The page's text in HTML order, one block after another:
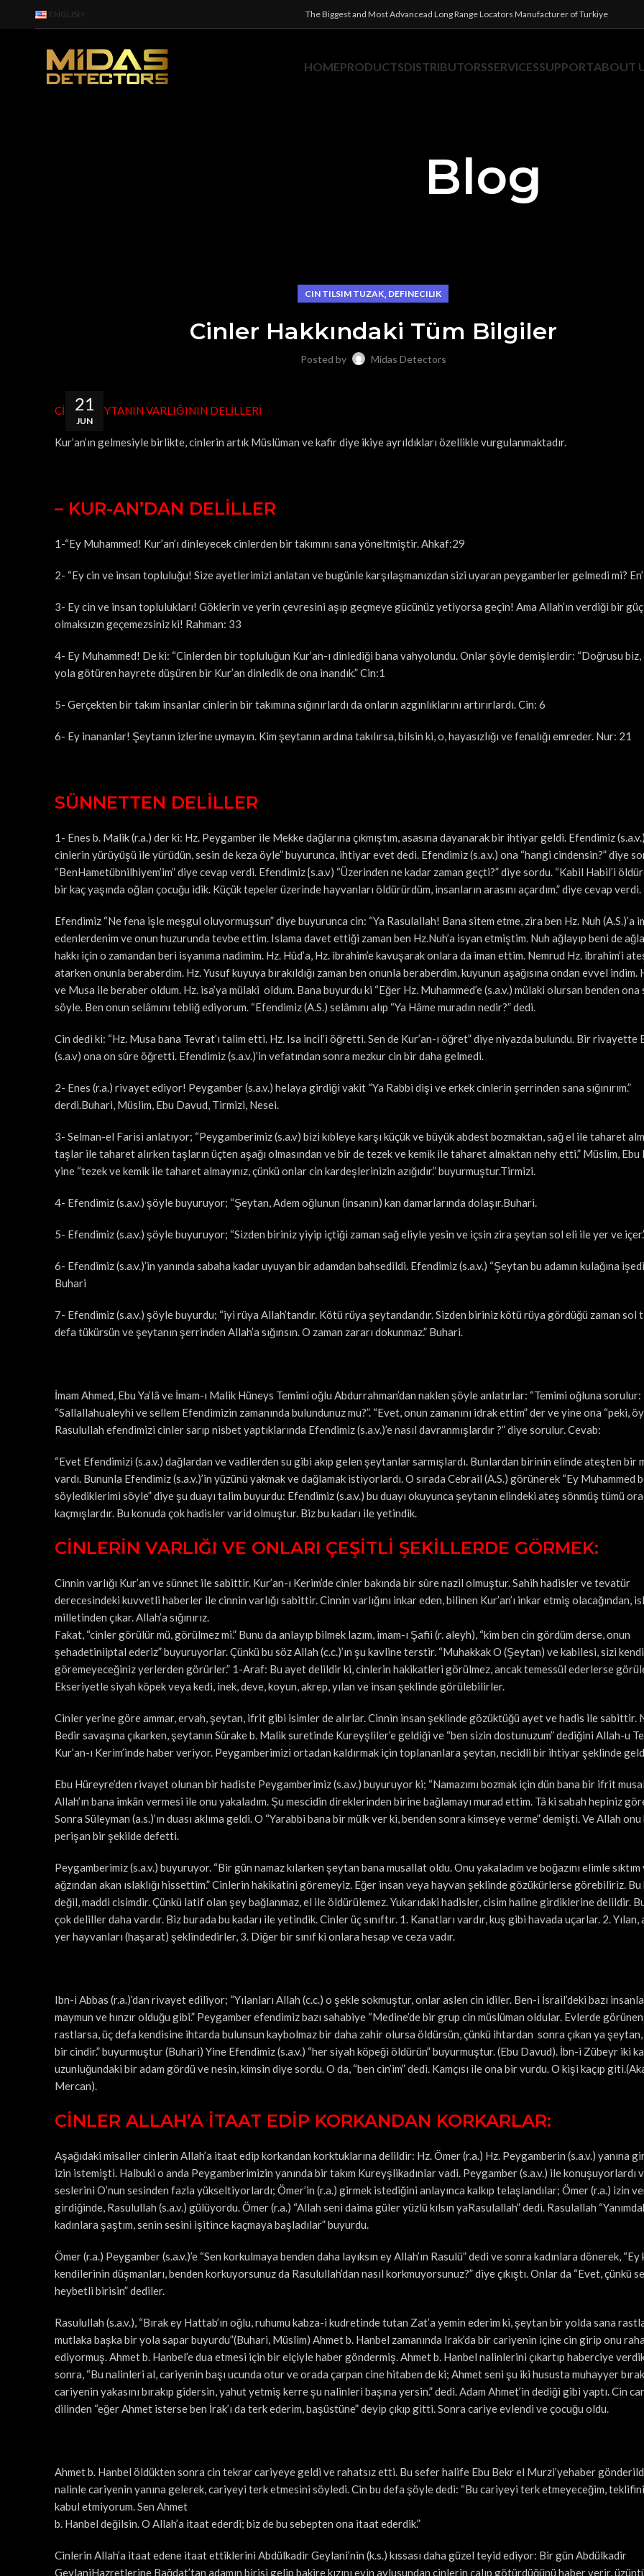
ENGLISH The Biggest and Most Advancead Long Range Locators Manufacturer of Turkiye
HOMEPRODUCTSDISTRIBUTORSSERVICESSUPPORTABOUT
Blog
CIN TILSIM TUZAK, DEFINECILIK
Cinler Hakkındaki Tüm Bilgiler
Posted by Midas Detectors
21
JUN
CİN VE ŞEYTANIN VARLIĞININ DELİLLERİ
Kur’an’ın gelmesiyle birlikte, cinlerin artık Müslüman ve kafir diye ikiye ayrıldıkları özellikle vurgulanmaktadır.
– KUR-AN’DAN DELİLLER
1-“Ey Muhammed! Kur’an’ı dinleyecek cinlerden bir takımını sana yöneltmiştir. Ahkaf:29
2- “Ey cin ve insan topluluğu! Size ayetlerimizi anlatan ve bugünle karşılaşmanızdan sizi uyaran peygamberler gelmedi mi?
3- Ey cin ve insan toplulukları! Göklerin ve yerin çevresini aşıp geçmeye gücünüz yetiyorsa geçin! Ama Allah’ın verdiği bir güç
olmaksızın geçemezsiniz ki! Rahman: 33
4- Ey Muhammed! De ki: “Cinlerden bir topluluğun Kur’an-ı dinlediği bana vahyolundu. Onlar şöyle demişlerdir: “Doğrusu biz,
yola götüren hayrete düşüren bir Kur’an dinledik de ona inandık.” Cin:1
5- Gerçekten bir takım insanlar cinlerin bir takımına sığınırlardı da onların azgınlıklarını artırırlardı. Cin: 6
6- Ey inananlar! Şeytanın izlerine uymayın. Kim şeytanın ardına takılırsa, bilsin ki, o, hayasızlığı ve fenalığı emreder. Nur: 21
SÜNNETTEN DELİLLER
1- Enes b. Malik (r.a.) der ki: Hz. Peygamber ile Mekke dağlarına çıkmıştım, asasına dayanarak bir ihtiyar geldi. Efendimiz
cinlerin yürüyüşü ile yürüdün, sesin de keza öyle” buyurunca, ihtiyar evet dedi. Efendimiz (s.a.v.) ona “hangi cindensin?” diye
“BenHametübnilhiyem’im” diye cevap verdi. Efendimiz {s.a.v) “Üzerinden ne kadar zaman geçti?” diye sordu. “Kabil Habil’i
bir kaç yaşında oğlan çocuğu idik. Küçük tepeler üzerinde hayvanları öldürürdüm, insanların arasını açardım.” diye cevap verdi.
Efendimiz “Ne fena işle meşgul oluyormuşsun” diye buyurunca cin: “Ya Rasulallah! Bana sitem etme, zira ben Hz. Nuh (A.S.)’a
edenlerdenim ve onun huzurunda tevbe ettim. Islama davet ettiği zaman ben Hz.Nuh’a isyan etmiştim. Nuh ağlayıp beni de
hakkı için o zamandan beri isyanıma nadimim. Hz. Hûd’a, Hz. ibrahim’e kavuşarak onlara da iman ettim. Nemrud Hz. ibrahim’i
atarken onunla beraberdim. Hz. Yusuf kuyuya bırakıldığı zaman ben onunla beraberdim, kuyunun aşağısına ondan evvel indim.
ve Musa ile beraber oldum. Hz. isa’ya mülaki oldum. Bana buyurdu ki “Eğer Hz. Muhammed’e (s.a.v.) mülaki olursan benden ona
söyle. Ben onun selâmını tebliğ ediyorum. “Efendimiz (A.S.) selâmını alıp “Ya Hâme muradın nedir?” dedi.
Cin dedi ki: “Hz. Musa bana Tevrat’ı talim etti. Hz. Isa incil’i öğretti. Sen de Kur’an-ı öğret” diye niyazda bulundu. Bir rivayette
(s.a.v) ona on sûre öğretti. Efendimiz (s.a.v.)’in vefatından sonra mezkur cin bir daha gelmedi.
2- Enes (r.a.) rivayet ediyor! Peygamber (s.a.v.) helaya girdiği vakit “Ya Rabbi dişi ve erkek cinlerin şerrinden sana sığınırım.”
derdi.Buhari, Müslim, Ebu Davud, Tirmizi, Nesei.
3- Selman-el Farisi anlatıyor; “Peygamberimiz (s.a.v) bizi kıbleye karşı küçük ve büyük abdest bozmaktan, sağ el ile taharet
taşlar ile taharet alırken taşların üçten aşağı olmasından ve bir de tezek ve kemik ile taharet almaktan nehy etti.” Müslim, Ebu
yine “tezek ve kemik ile taharet almayınız, çünkü onlar cin kardeşlerinizin azığıdır.” buyurmuştur.Tirmizi.
4- Efendimiz (s.a.v.) şöyle buyuruyor; “Şeytan, Adem oğlunun (insanın) kan damarlarında dolaşır.Buhari.
5- Efendimiz (s.a.v.) şöyle buyuruyor; “Sizden biriniz yiyip içtiği zaman sağ eliyle yesin ve içsin zira şeytan sol eli ile yer ve
6- Efendimiz (s.a.v.)’in yanında sabaha kadar uyuyan bir adamdan bahsedildi. Efendimiz (s.a.v.) “Şeytan bu adamın kulağına
Buhari
7- Efendimiz (s.a.v.) şöyle buyurdu; “iyi rüya Allah’tandır. Kötü rüya şeytandandır. Sizden biriniz kötü rüya gördüğü zaman sol
defa tükürsün ve şeytanın şerrinden Allah’a sığınsın. O zaman zararı dokunmaz.” Buhari.
İmam Ahmed, Ebu Ya’lâ ve İmam-ı Malik Hüneys Temimi oğlu Abdurrahman’dan naklen şöyle anlatırlar: “Temimi oğluna sorulur:
“Sallallahualeyhi ve sellem Efendimizin zamanında bulundunuz mu?”. “Evet, onun zamanını idrak ettim” der ve yine ona “peki,
Rasulullah efendimizi cinler sarıp nisbet yaptıklarında Efendimiz (s.a.v.)’e nasıl davranmışlardır ?” diye sorulur. Cevab:
“Evet Efendimizi (s.a.v.) dağlardan ve vadilerden su gibi akıp gelen şeytanlar sarmışlardı. Bunlardan birinin elinde ateşten bir
vardı. Bununla Efendimiz (s.a.v.)’in yüzünü yakmak ve dağlamak istiyorlardı. O sırada Cebrail (A.S.) görünerek “Ey Muhammed
söylediklerimi söyle” diye şu duayı talim buyurdu: Efendimiz (s.a.v.) bu duayı okuyunca şeytanın elindeki ateş sönmüş tümü
kaçmışlardır. Bu konuda çok hadisler varid olmuştur. Biz bu kadarı ile yetindik.
CİNLERİN VARLIĞI VE ONLARI ÇEŞİTLİ ŞEKİLLERDE GÖRMEK:
Cinnin varlığı Kur’an ve sünnet ile sabittir. Kur’an-ı Kerim’de cinler bakında bir sûre nazil olmuştur. Sahih hadisler ve tevatür
derecesindeki kuvvetli haberler ile cinnin varlığı sabittir. Cinnin varlığını inkar eden, bilinen Kur’an’ı inkar etmiş olacağından,
milletinden çıkar. Allah’a sığınırız.
Fakat, “cinler görülür mü, görülmez mi.” Bunu da anlayıp bilmek lazım, imam-ı Şafii (r. aleyh), “kim ben cin gördüm derse, onun
şehadetiniiptal ederiz” buyuruyorlar. Çünkü bu söz Allah (c.c.)’ın şu kavline terstir. “Muhakkak O (Şeytan) ve kabilesi, sizi
göremeyeceğiniz yerlerden görürler.” 1-Araf: Bu ayet delildir ki, cinlerin hakikatleri görülmez, ancak temessül ederlerse
Ekseriyetle siyah köpek veya kedi, inek, deve, koyun, akrep, yılan ve insan şeklinde görülebilirler.
Cinler yerine göre ammar, ervah, şeytan, ifrit gibi isimler de alırlar. Cinnin insan şeklinde gözüktüğü ayet ve hadis ile sabittir.
Bedir savaşına çıkarken, şeytanın Sürake b. Malik suretinde Kureyşliler’e geldiği ve “ben sizin dostunuzum” dediğini Allah-u
Kur’an-ı Kerim’inde haber veriyor. Peygamberimizi ortadan kaldırmak için toplananlara şeytan, necidli bir ihtiyar şeklinde
Ebu Hüreyre’den rivayet olunan bir hadiste Peygamberimiz (s.a.v.) buyuruyor ki; “Namazımı bozmak için dün bana bir ifrit
Allah’ın bana imkân vermesi ile onu yakaladım. Şu mescidin direklerinden birine bağlamayı murad ettim. Tâ ki sabah hepiniz
Sonra Süleyman (a.s.)’ın duası aklıma geldi. O “Yarabbi bana bir mülk ver ki, benden sonra kimseye verme” demişti. Ve Allah onu
perişan bir şekilde defetti.
Peygamberimiz (s.a.v.) buyuruyor. “Bir gün namaz kılarken şeytan bana musallat oldu. Onu yakaladım ve boğazını elimle sıktım
ağzından akan ıslaklığı hissettim.” Cinlerin hakikatini göremeyiz. Eğer insan veya hayvan şeklinde gözükürlerse görebiliriz.
değil, maddi cisimdir. Çünkü latif olan şey bağlanmaz, el ile öldürülemez. Yukarıdaki hadisler, cisim haline girdiklerine delildir.
çok deliller daha vardır. Biz burada bu kadarı ile yetindik. Cinler üç sınıftır. 1. Kanatları vardır, kuş gibi havada uçarlar. 2. Yılan,
yer hayvanları (haşarat) şeklindedirler, 3. Diğer bir sınıf ki onlara hesap ve ceza vadır.
Ibn-i Abbas (r.a.)’dan rivayet ediliyor; “Yılanları Allah (c.c.) o şekle sokmuştur, onlar aslen cin idiler. Ben-i İsrail’deki bazı
maymun ve hınzır olduğu gibi.” Peygamber efendimiz bazı sahabiye “Medine’de bir grup cin müslüman oldular. Evlerde
rastlarsa, üç defa kendisine ihtarda bulunsun kaybolmaz bir daha zahir olursa öldürsün, çünkü ihtardan sonra çıkan ya
bir cindir.” buyurmuştur (Buhari) Yine Efendimiz (s.a.v.) “her siyah köpeği öldürün” buyurmuştur. (Ebu Davud). İbn-i Zübeyr iki
uzunluğundaki bir adam gördü ve nesin, kimsin diye sordu. O da, “ben cin’im” dedi. Kamçısı ile ona bir vurdu. O kişi kaçıp
Mercan).
CİNLER ALLAH’A İTAAT EDİP KORKANDAN KORKARLAR:
Aşağıdaki misaller cinlerin Allah’a itaat edip korkandan korktuklarına delildir: Hz. Ömer (r.a.) Hz. Peygamberin (s.a.v.) yanına
izin istemişti. Halbuki o anda Peygamberimizin yanında bir takım Kureyşlikadınlar vadi. Peygamber (s.a.v.) ile konuşuyorlardı
seslerini O’nun sesinden fazla yükseltiyorlardı; Ömer’in (r.a.) girmek istediğini anlayınca kalkıp telaşlandılar; Ömer (r.a.) izin
girdiğinde, Rasulullah (s.a.v.) gülüyordu. Ömer (r.a.) “Allah seni daima güler yüzlü kılsın yaRasulallah” dedi. Rasulallah
kadınlara şaştım, senin sesini işitince kaçmaya başladılar” buyurdu.
Ömer (r.a.) Peygamber (s.a.v.)’e “Sen korkulmaya benden daha layıksın ey Allah’ın Rasulü” dedi ve sonra kadınlara dönerek, “Ey
kendilerinin düşmanları, benden korkuyorsunuz da Rasulullah’dan nasıl korkmuyorsunuz?” diye çıkıştı. Onlar da “Evet, çünkü
heybetli birisin” dediler.
Rasulullah (s.a.v.), “Bırak ey Hattab’ın oğlu, ruhumu kabza-i kudretinde tutan Zat’a yemin ederim ki, şeytan bir yolda sana
mutlaka başka bir yola sapar buyurdu”(Buhari, Müslim) Ahmet b. Hanbel zamanında Irak’da bir cariyenin içine cin girip onu
ediyormuş. Ahmet b. Hanbel’e dua etmesi için bir elçiyle haber göndermiş. Ahmet b. Hanbel nalinlerini çıkartıp haberciye
sonra, “Bu nalinleri al, cariyenin başı ucunda otur ve orada çarpan cine hitaben de ki; Ahmet seni şu iki hususta muhayyer
cariyenin yakasını bırakıp gidersin, yahut yetmiş kerre şu nalinleri başına yersin.” dedi. Adam Ahmet’in dediği gibi yaptı. Cin
dilinden “eğer Ahmet isterse ben İrak’ı da terk ederim, başüstüne” deyip çıkıp gitti. Sonra cariye evlendi ve çocuğu oldu.
Ahmet b. Hanbel öldükten sonra cin tekrar cariyeye geldi ve rahatsız etti. Bu sefer halife Ebu Bekr el Murzi’yehaber
nalinle cariyenin yanına gelerek, cariyeyi terk etmesini söyledi. Cin bu defa şöyle dedi: “Bu cariyeyi terk etmeyeceğim,
kabul etmiyorum. Sen Ahmet
b. Hanbel değilsin. O Allah’a itaat ederdi; biz de bu sebepten ona itaat ederdik.”
Cinlerin Allah’a itaat edene itaat ettiklerini Abdülkadir Geylani’nin (k.s.) kıssası daha güzel teyid ediyor: Bir gün Abdülkadir
GeylaniHazretlerine Bağdat’tan adamın birisi gelip bakire kızını evin avlusundan cinlerin çalıp götürdüğünü haber verir,